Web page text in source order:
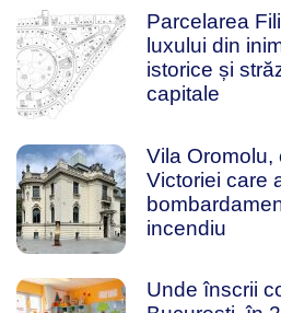
Parcelarea
luxului din
istorice și
capitale
Vila Oromolu,
Victoriei care
incendiu
Unde înscrii